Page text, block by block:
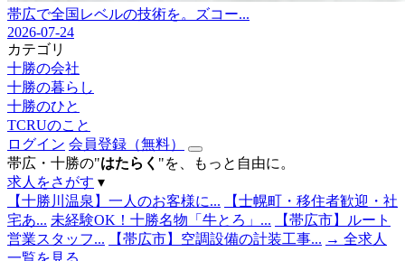
帯広で全国レベルの技術を。ズコー...
2026-07-24
カテゴリ
十勝の会社
十勝の暮らし
十勝のひと
TCRUのこと
ログイン 会員登録（無料）
帯広・十勝の"はたらく "を、もっと自由に。
求人をさがす ▾
【十勝川温泉】一人のお客様に...
【士幌町・移住者歓迎・社
宅あ... 未経験OK！十勝名物「牛とろ」...
【帯広市】ルート
営業スタッフ...
【帯広市】空調設備の計装工事... → 全求人
一覧を見る